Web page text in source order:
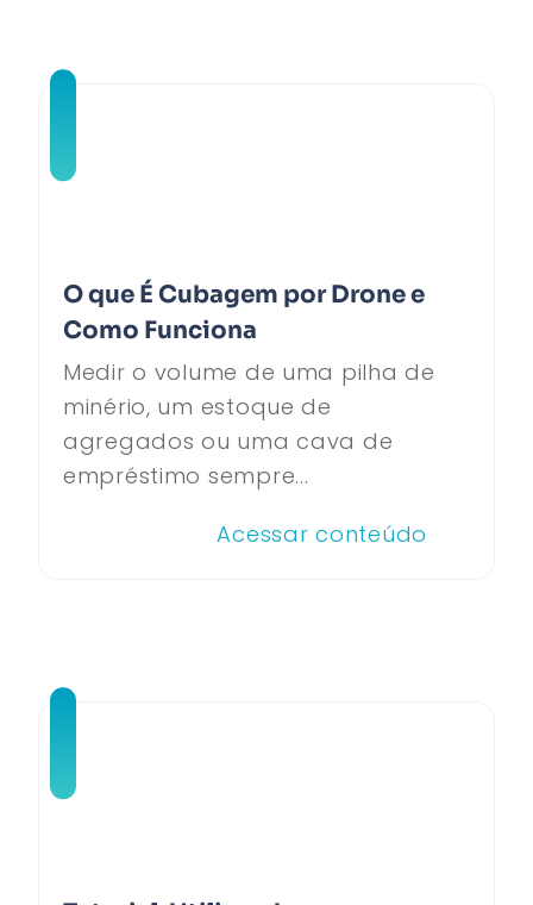
O que É Cubagem por Drone e
Como Funciona
Medir o volume de uma pilha de
minério, um estoque de
agregados ou uma cava de
empréstimo sempre...
Acessar conteúdo